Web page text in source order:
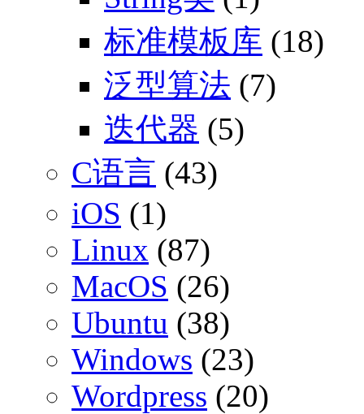
标准模板库 (18)
泛型算法 (7)
迭代器 (5)
C语言 (43)
iOS (1)
Linux (87)
MacOS (26)
Ubuntu (38)
Windows (23)
Wordpress (20)